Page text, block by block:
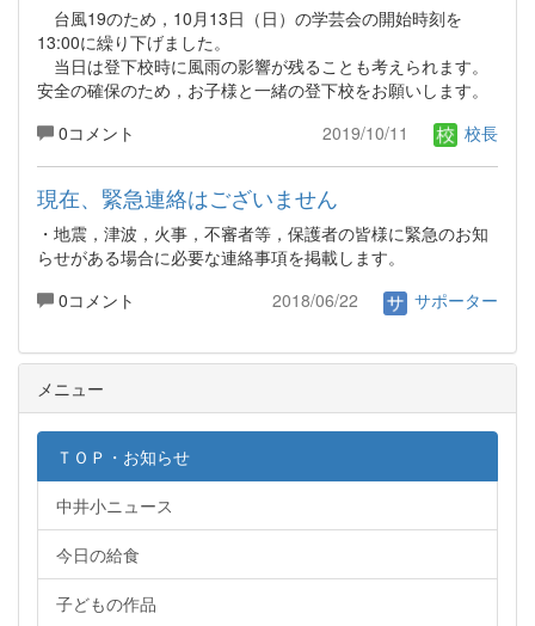
台風19のため，10月13日（日）の学芸会の開始時刻を
13:00に繰り下げました。
当日は登下校時に風雨の影響が残ることも考えられます。
安全の確保のため，お子様と一緒の登下校をお願いします。
0コメント
2019/10/11 校長
現在、緊急連絡はございません
・地震，津波，火事，不審者等，保護者の皆様に緊急のお知
らせがある場合に必要な連絡事項を掲載します。
0コメント
2018/06/22 サポーター
メニュー
ＴＯＰ・お知らせ
中井小ニュース
今日の給食
子どもの作品